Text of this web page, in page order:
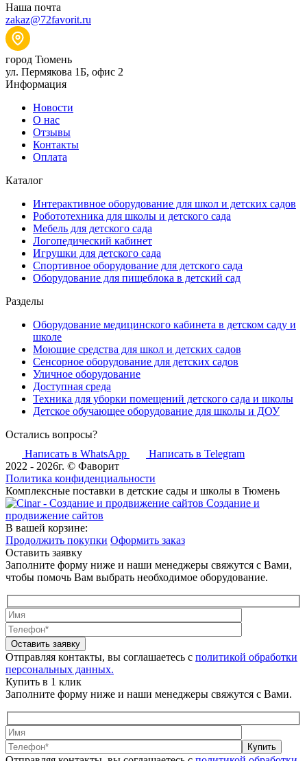
Наша почта
zakaz@72favorit.ru
город Тюмень
ул. Пермякова 1Б, офис 2
Информация
Новости
О нас
Отзывы
Контакты
Оплата
Каталог
Интерактивное оборудование для школ и детских садов
Робототехника для школы и детского сада
Мебель для детского сада
Логопедический кабинет
Игрушки для детского сада
Спортивное оборудование для детского сада
Оборудование для пищеблока в детский сад
Разделы
Оборудование медицинского кабинета в детском саду и
школе
Моющие средства для школ и детских садов
Сенсорное оборудование для детских садов
Уличное оборудование
Доступная среда
Техника для уборки помещений детского сада и школы
Детское обучающее оборудование для школы и ДОУ
Остались вопросы?
Написать в WhatsApp
Написать в Telegram
2022 - 2026г. © Фаворит
Политика конфиденциальности
Комплексные поставки в детские сады и школы в Тюмень
Создание и
продвижение сайтов
В вашей корзине:
Продолжить покупки Оформить заказ
Оставить заявку
Заполните форму ниже и наши менеджеры свяжутся с Вами,
чтобы помочь Вам выбрать необходимое оборудование.
Оставить заявку
Отправляя контакты, вы соглашаетесь с политикой обработки
персональных данных.
Купить в 1 клик
Заполните форму ниже и наши менеджеры свяжутся с Вами.
Купить